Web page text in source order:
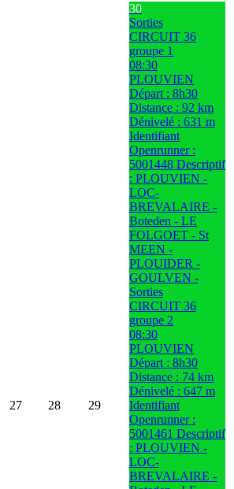
27 28 29
30
Sorties
CIRCUIT 36
groupe 1
08:30
PLOUVIEN
Départ : 8h30
Distance : 92 km
Dénivelé : 631 m
Identifiant
Openrunner :
5001448 Descriptif
: PLOUVIEN -
LOC-
BREVALAIRE -
Boteden - LE
FOLGOET - St
MEEN -
PLOUIDER -
GOULVEN -
Sorties
CIRCUIT 36
groupe 2
08:30
PLOUVIEN
Départ : 8h30
Distance : 74 km
Dénivelé : 647 m
Identifiant
Openrunner :
5001461 Descriptif
: PLOUVIEN -
LOC-
BREVALAIRE -